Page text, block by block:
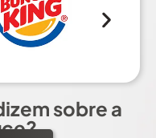
sobre a